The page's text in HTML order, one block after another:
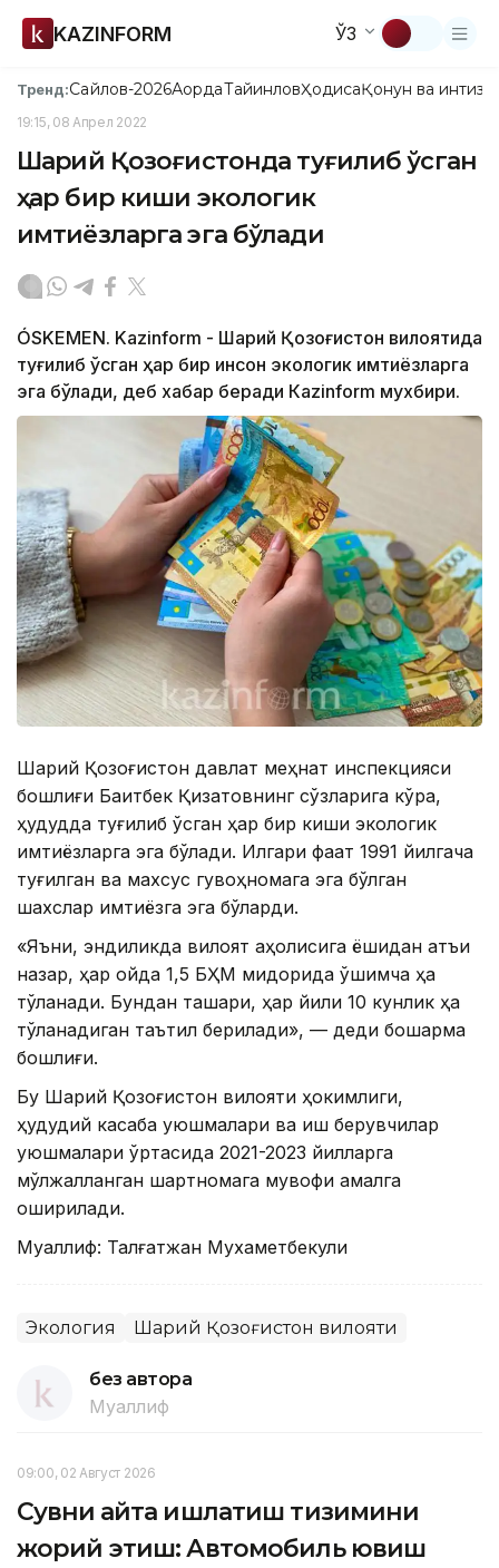
KAZINFORM ЎЗ
Тренд:Сайлов-2026АқордаТайинловҲодисаҚонун ва
19:15, 08 Апрел 2022
Шарқий Қозоғистонда туғилиб ўсган
ҳар бир киши экологик
имтиёзларга эга бўлади
ÓSKEMEN. Kazinform - Шарқий Қозоғистон вилоятида
туғилиб ўсган ҳар бир инсон экологик имтиёзларга
эга бўлади, деб хабар беради Кazinform мухбири.
Шарқий Қозоғистон давлат меҳнат инспекцияси
бошлиғи Бақитбек Қизатовнинг сўзларига кўра,
ҳудудда туғилиб ўсган ҳар бир киши экологик
имтиёзларга эга бўлади. Илгари фақат 1991 йилгача
туғилган ва махсус гувоҳномага эга бўлган
шахслар имтиёзга эга бўларди.
«Яъни, эндиликда вилоят аҳолисига ёшидан қатъи
назар, ҳар ойда 1,5 БҲМ миқдорида қўшимча ҳақ
тўланади. Бундан ташқари, ҳар йили 10 кунлик ҳақ
тўланадиган таътил берилади», — деди бошқарма
бошлиғи.
Бу Шарқий Қозоғистон вилояти ҳокимлиги,
ҳудудий касаба уюшмалари ва иш берувчилар
уюшмалари ўртасида 2021-2023 йилларга
мўлжалланган шартномага мувофиқ амалга
оширилади.
Муаллиф: Талғатжан Мухаметбекули
Экология Шарқий Қозоғистон вилояти
без автора
Муаллиф
09:00, 02 Август 2026
Сувни қайта ишлатиш тизимини
жорий этиш: Автомобиль ювиш